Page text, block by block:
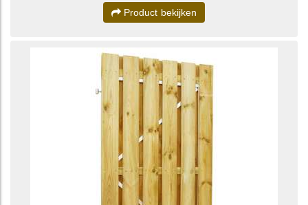
Product bekijken